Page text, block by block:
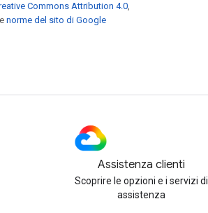
Commons Attribution 4.0,
norme del sito di Google
Assistenza clienti
Scoprire le opzioni e i servizi di
assistenza